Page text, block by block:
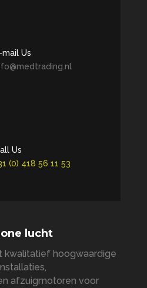
mail Us
Us
(0) 418 56 11 53
lucht
kwalitatief hoogwaardige
afzuigmotoren voor